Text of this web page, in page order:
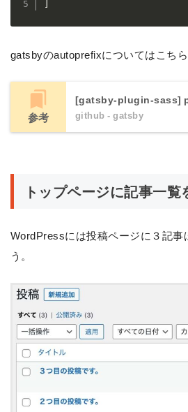
gatsbyのautoprefixについてはこちら
参考
[gatsby-plugin-sass]
github - gatsby
トップページに記事一覧
WordPressには投稿ページに３記事
う。